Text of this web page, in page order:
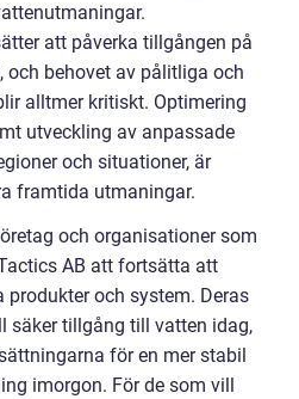
att påverka tillgången på
och behovet av pålitliga och
alltmer kritiskt. Optimering
utveckling av anpassade
och situationer, är
framtida utmaningar.
och organisationer som
AB att fortsätta att
och system. Deras
säker tillgång till vatten idag,
för en mer stabil
imorgon. För de som vill